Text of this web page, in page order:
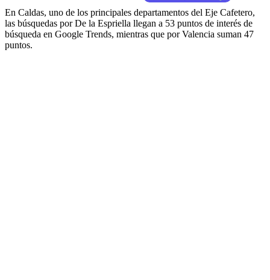
En Caldas, uno de los principales departamentos del Eje Cafetero,
las búsquedas por De la Espriella llegan a 53 puntos de interés de
búsqueda en Google Trends, mientras que por Valencia suman 47
puntos.